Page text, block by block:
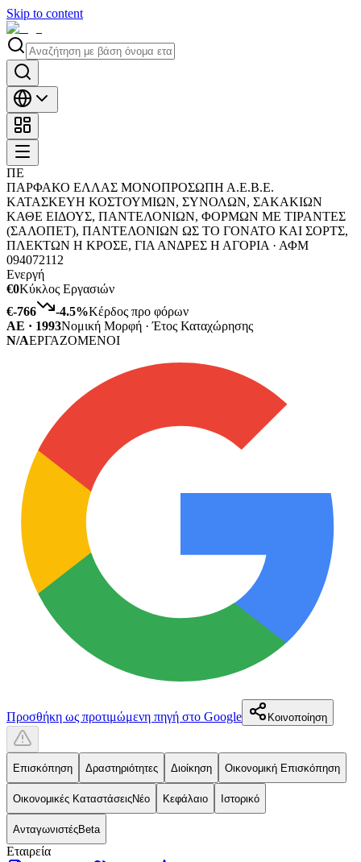
Skip to content
ΠΕ
ΠΑΡΦΑΚΟ ΕΛΛΑΣ ΜΟΝΟΠΡΟΣΩΠΗ Α.Ε.Β.Ε.
ΚΑΤΑΣΚΕΥΗ ΚΟΣΤΟΥΜΙΩΝ, ΣΥΝΟΛΩΝ, ΣΑΚΑΚΙΩΝ
ΚΑΘΕ ΕΙΔΟΥΣ, ΠΑΝΤΕΛΟΝΙΩΝ, ΦΟΡΜΩΝ ΜΕ ΤΙΡΑΝΤΕΣ
(ΣΑΛΟΠΕΤ), ΠΑΝΤΕΛΟΝΙΩΝ ΩΣ ΤΟ ΓΟΝΑΤΟ ΚΑΙ ΣΟΡΤΣ,
ΠΛΕΚΤΩΝ Η ΚΡΟΣΕ, ΓΙΑ ΑΝΔΡΕΣ Η ΑΓΟΡΙΑ · ΑΦΜ
094072112
Ενεργή
€0Κύκλος Εργασιών
€-766
-4.5%Κέρδος προ φόρων
ΑΕ · 1993Νομική Μορφή · Έτος Καταχώρησης
N/AΕΡΓΑΖΟΜΕΝΟΙ
Προσθήκη ως προτιμώμενη πηγή στο Google Κοινοποίηση
Επισκόπηση Δραστηριότητες Διοίκηση Οικονομική Επισκόπηση
Οικονομικές ΚαταστάσειςΝέο Κεφάλαιο Ιστορικό
ΑνταγωνιστέςBeta
Εταιρεία